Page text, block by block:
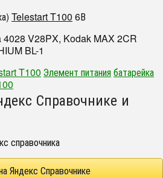
Telestart T100 6В
V28PX, Kodak MAX 2CR
BL-1
T100 Элемент питаниябатарейка
Справочнике и
справочника
Яндекс Справочнике